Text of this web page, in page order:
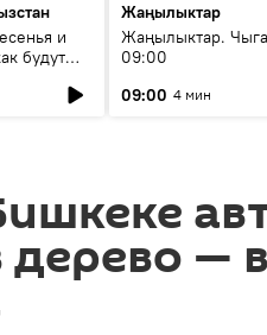
и
будут
Жаңылыктар
Жаңылыктар.
09:00
09:00 4 мин
дерево —